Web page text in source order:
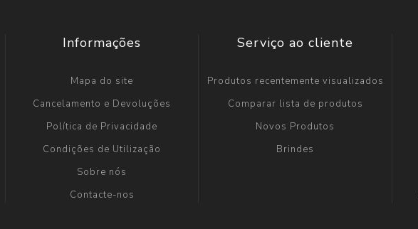
Informações
Mapa do site
Cancelamento e Devoluções
Política de Privacidade
Condições de Utilização
Sobre nós
Contacte-nos
Serviço ao cliente
Produtos recentemente visualizados
Comparar lista de produtos
Novos Produtos
Brindes